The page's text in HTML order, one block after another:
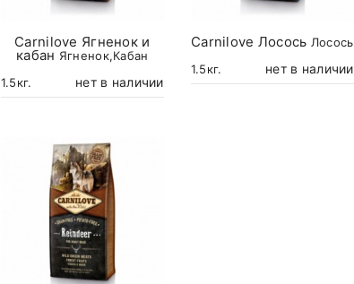
Carnilove Ягненок и
кабан Ягненок,Кабан
1.5кг.
нет в наличии
Carnilove Лосось Лосось
1.5кг.
нет в наличии